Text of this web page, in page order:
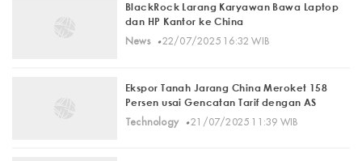
BlackRock Larang Karyawan Bawa Laptop
dan HP Kantor ke China
News· 22/07/2025 16:32 WIB
Ekspor Tanah Jarang China Meroket 158
Persen usai Gencatan Tarif dengan AS
Technology
· 21/07/2025 11:39 WIB